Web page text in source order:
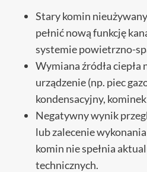
Stary komin
pełnić nową funkcję
systemie powietrzno-
Wymiana źródła ciepła
urządzenie (np. piec
kondensacyjny,
Negatywny wynik
lub zalecenie
komin nie spełnia
technicznych.